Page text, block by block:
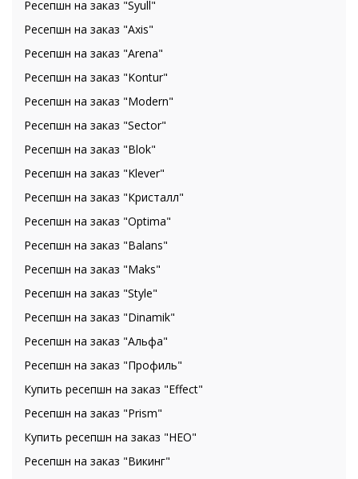
Ресепшн на заказ "Syull"
Ресепшн на заказ "Axis"
Ресепшн на заказ "Arena"
Ресепшн на заказ "Kontur"
Ресепшн на заказ "Modern"
Ресепшн на заказ "Sector"
Ресепшн на заказ "Blok"
Ресепшн на заказ "Klever"
Ресепшн на заказ "Кристалл"
Ресепшн на заказ "Optima"
Ресепшн на заказ "Balans"
Ресепшн на заказ "Maks"
Ресепшн на заказ "Style"
Ресепшн на заказ "Dinamik"
Ресепшн на заказ "Альфа"
Ресепшн на заказ "Профиль"
Купить ресепшн на заказ "Effect"
Ресепшн на заказ "Prism"
Купить ресепшн на заказ "НЕО"
Ресепшн на заказ "Викинг"